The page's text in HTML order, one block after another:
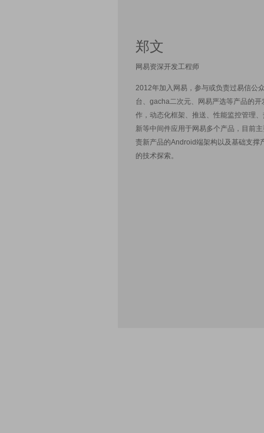
郑文
网易资深开发工程师
2012年加入网易，参与或负责过易信公
台、gacha二次元、网易严选等产品的开
作，动态化框架、推送、性能监控管理
新等中间件应用于网易多个产品，目前
责新产品的Android端架构以及基础支撑
的技术探索。